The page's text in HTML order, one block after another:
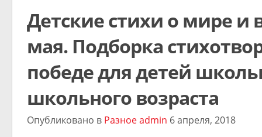
Детские стихи о мире и
мая. Подборка
победе для детей
школьного возраста
Опубликовано в Разное admin 6 апреля, 2018